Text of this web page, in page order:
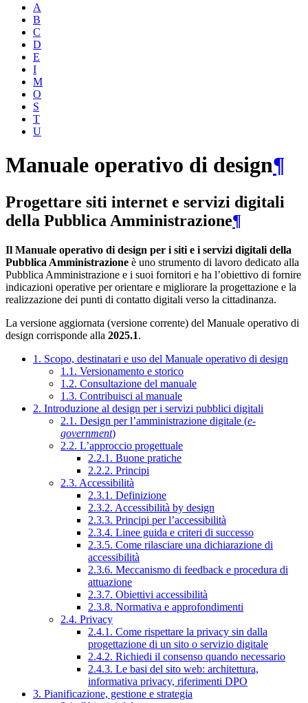
A
B
C
D
E
I
M
O
S
T
U
Manuale operativo di design¶
Progettare siti internet e servizi digitali
della Pubblica Amministrazione¶
Il Manuale operativo di design per i siti e i servizi digitali della
Pubblica Amministrazione è uno strumento di lavoro dedicato alla
Pubblica Amministrazione e i suoi fornitori e ha l’obiettivo di fornire
indicazioni operative per orientare e migliorare la progettazione e la
realizzazione dei punti di contatto digitali verso la cittadinanza.
La versione aggiornata (versione corrente) del Manuale operativo di
design corrisponde alla 2025.1.
1. Scopo, destinatari e uso del Manuale operativo di design
1.1. Versionamento e storico
1.2. Consultazione del manuale
1.3. Contribuisci al manuale
2. Introduzione al design per i servizi pubblici digitali
2.1. Design per l’amministrazione digitale (e-
government)
2.2. L’approccio progettuale
2.2.1. Buone pratiche
2.2.2. Principi
2.3. Accessibilità
2.3.1. Definizione
2.3.2. Accessibilità by design
2.3.3. Principi per l’accessibilità
2.3.4. Linee guida e criteri di successo
2.3.5. Come rilasciare una dichiarazione di
accessibilità
2.3.6. Meccanismo di feedback e procedura di
attuazione
2.3.7. Obiettivi accessibilità
2.3.8. Normativa e approfondimenti
2.4. Privacy
2.4.1. Come rispettare la privacy sin dalla
progettazione di un sito o servizio digitale
2.4.2. Richiedi il consenso quando necessario
2.4.3. Le basi del sito web: architettura,
informativa privacy, riferimenti DPO
3. Pianificazione, gestione e strategia